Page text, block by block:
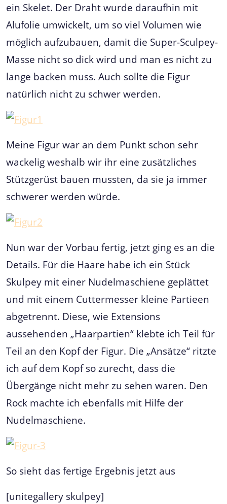
ein Skelet. Der Draht wurde daraufhin mit
Alufolie umwickelt, um so viel Volumen wie
möglich aufzubauen, damit die Super-Sculpey-
Masse nicht so dick wird und man es nicht zu
lange backen muss. Auch sollte die Figur
natürlich nicht zu schwer werden.
Meine Figur war an dem Punkt schon sehr
wackelig weshalb wir ihr eine zusätzliches
Stützgerüst bauen mussten, da sie ja immer
schwerer werden würde.
Nun war der Vorbau fertig, jetzt ging es an die
Details. Für die Haare habe ich ein Stück
Skulpey mit einer Nudelmaschiene geplättet
und mit einem Cuttermesser kleine Partieen
abgetrennt. Diese, wie Extensions
aussehenden „Haarpartien“ klebte ich Teil für
Teil an den Kopf der Figur. Die „Ansätze“ ritzte
ich auf dem Kopf so zurecht, dass die
Übergänge nicht mehr zu sehen waren. Den
Rock machte ich ebenfalls mit Hilfe der
Nudelmaschiene.
So sieht das fertige Ergebnis jetzt aus
[unitegallery skulpey]